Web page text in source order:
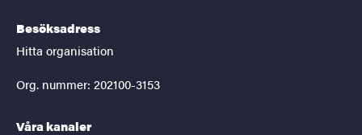
Besöksadress
Hitta organisation
Org. nummer: 202100-3153
Våra kanaler